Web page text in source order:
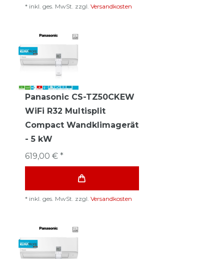
* inkl. ges. MwSt. zzgl. Versandkosten
Panasonic CS-TZ50CKEW
WiFi R32 Multisplit
Compact Wandklimagerät
- 5 kW
619,00 € *
* inkl. ges. MwSt. zzgl. Versandkosten